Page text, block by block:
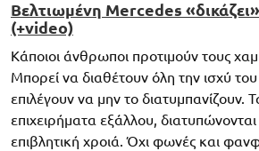
Βελτιωμένη Mercedes
(+video)
Κάποιοι άνθρωποι προτιμούν τους
Μπορεί να διαθέτουν όλη την ισχύ
επιλέγουν να μην το διατυμπανίζουν.
επιχειρήματα εξάλλου,
επιβλητική χροιά. Όχι φωνές και